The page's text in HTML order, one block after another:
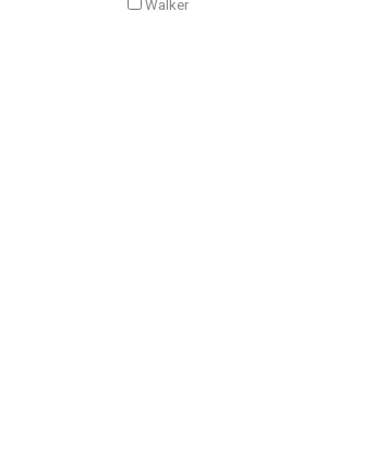
Walker